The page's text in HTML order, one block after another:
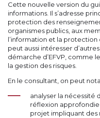
Cette nouvelle version du
informations. Il s’adresse
protection des
organismes publics, aux
l’information et la protection
peut aussi intéresser
démarche d’EFVP, comme
la gestion des risques.
En le consultant, on peut
analyser la nécessité
réflexion approfondie
projet impliquant des